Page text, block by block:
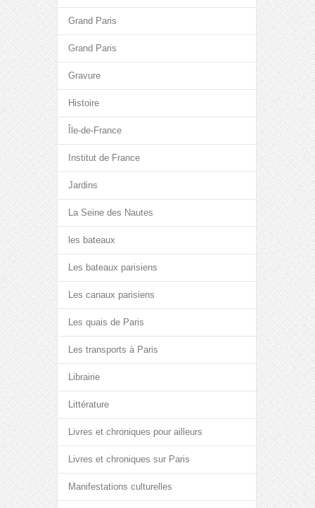
Grand Paris
Grand Paris
Gravure
Histoire
Île-de-France
Institut de France
Jardins
La Seine des Nautes
les bateaux
Les bateaux parisiens
Les canaux parisiens
Les quais de Paris
Les transports à Paris
Librairie
Littérature
Livres et chroniques pour ailleurs
Livres et chroniques sur Paris
Manifestations culturelles